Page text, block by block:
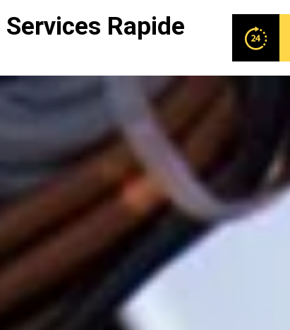
Rapide